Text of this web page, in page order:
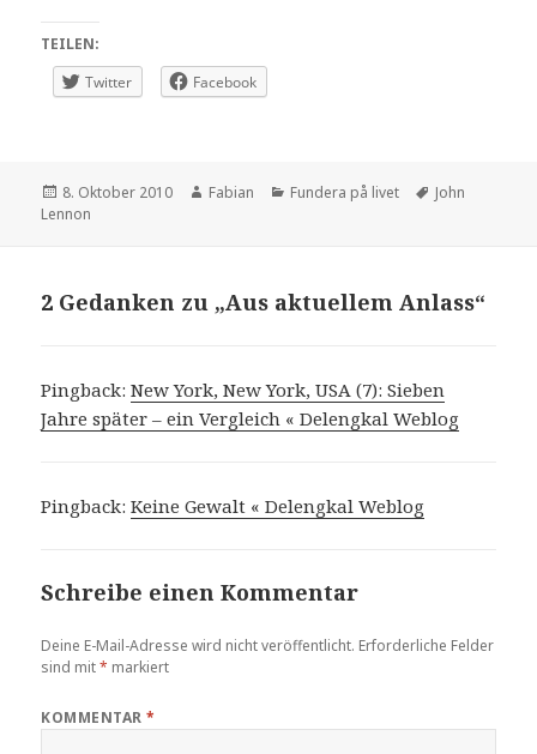
TEILEN:
Twitter
Facebook
Veröffentlicht
am
8. Oktober 2010 Autor
Fabian Kategorien
Fundera på livet Schlagwörter
John
Lennon
2 Gedanken zu „Aus aktuellem Anlass“
Pingback:New York, New York, USA (7): Sieben
Jahre später – ein Vergleich « Delengkal Weblog
Pingback:Keine Gewalt « Delengkal Weblog
Schreibe einen Kommentar
Deine E-Mail-Adresse wird nicht veröffentlicht. Erforderliche Felder
sind mit* markiert
KOMMENTAR*